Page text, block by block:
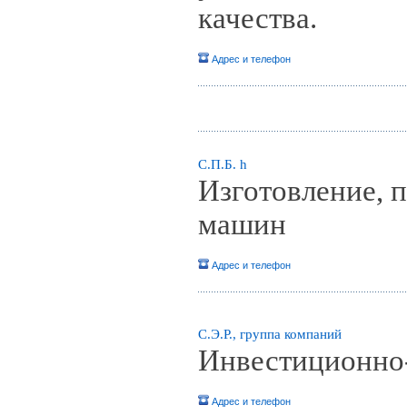
качества.
Адрес и телефон
С.П.Б. h
Изготовление,
машин
Адрес и телефон
С.Э.Р., группа компаний
Адрес и телефон